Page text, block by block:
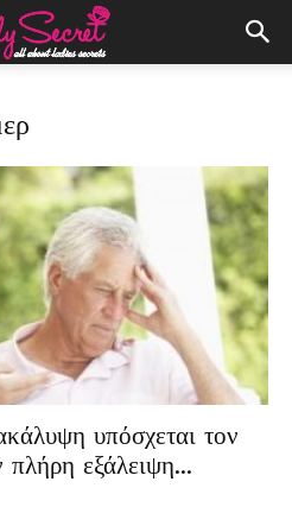
υπόσχεται τον
πλήρη εξάλειψη...